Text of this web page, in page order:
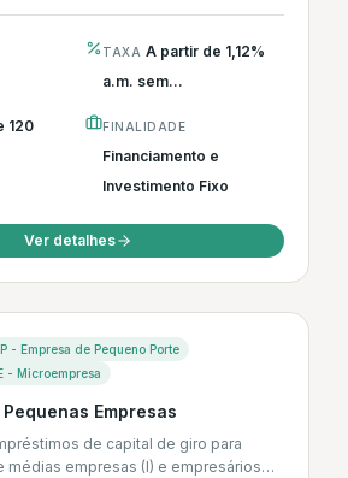
TAXA A partir de 1,12%
a.m. sem...
120
FINALIDADE
Financiamento e
Investimento Fixo
Ver detalhes
- Empresa de Pequeno Porte
- Microempresa
Empresas
de capital de giro para
médias empresas (I) e empresários